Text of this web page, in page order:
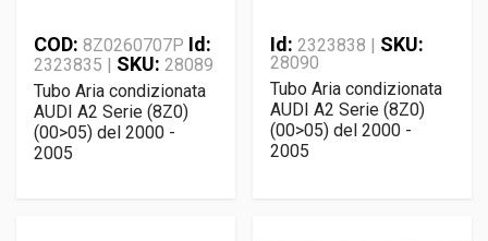
COD: 8Z0260707P Id:
2323835 | SKU: 28089
Tubo Aria condizionata
AUDI A2 Serie (8Z0)
(00>05) del 2000 -
2005
Id: 2323838 | SKU:
28090
Tubo Aria condizionata
AUDI A2 Serie (8Z0)
(00>05) del 2000 -
2005